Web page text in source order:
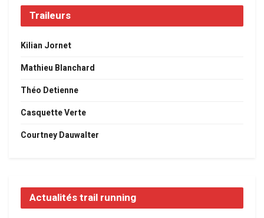
Traileurs
Kilian Jornet
Mathieu Blanchard
Théo Detienne
Casquette Verte
Courtney Dauwalter
Actualités trail running